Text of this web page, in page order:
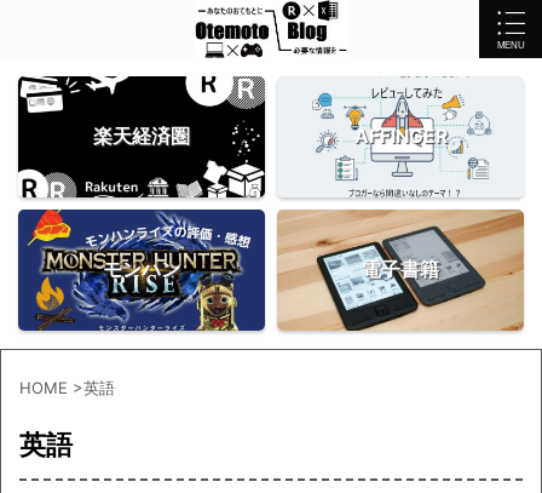
楽天経済圏 AFFINGER
モンハン 電子書籍
HOME >英語
英語